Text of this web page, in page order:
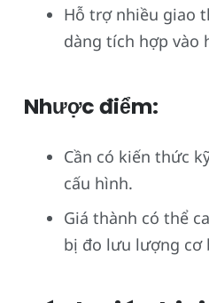
Hỗ trợ nhiều giao
dàng tích hợp vào
Nhược điểm:
Cần có kiến thức
cấu hình.
Giá thành có thể
bị đo lưu lượng cơ